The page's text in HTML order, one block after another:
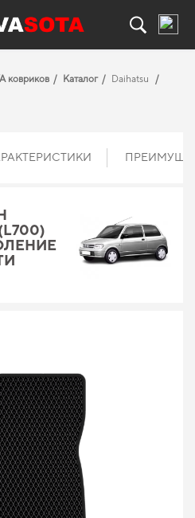
ковриков Каталог
Daihatsu